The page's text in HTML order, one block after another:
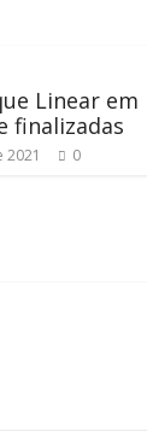
Linear em
finalizadas
0